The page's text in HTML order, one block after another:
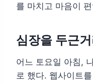
를 마치고 마음이
심장을 두근
어느 토요일 아침,
로 했다. 웹사이트